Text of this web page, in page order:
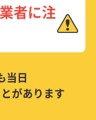
者に注
当日
があります